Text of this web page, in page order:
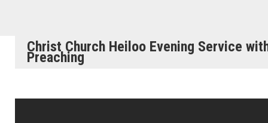
Christ Church Heiloo Evening Service
Preaching